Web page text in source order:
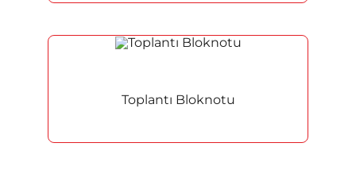
Toplantı Bloknotu
Ürünler